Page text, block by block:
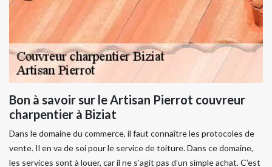
Bon à savoir sur le Artisan Pierrot couvreur
charpentier à Biziat
Dans le domaine du commerce, il faut connaître les protocoles de
vente. Il en va de soi pour le service de toiture. Dans ce domaine,
les services sont à louer, car il ne s’agit pas d’un simple achat. C’est